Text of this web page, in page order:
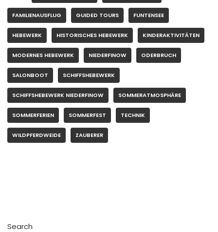
FAMILIENAUSFLUG GUIDED TOURS FUNTENSEE
HEBEWERK HISTORISCHES HEBEWERK KINDERAKTIVITÄTEN
MODERNES HEBEWERK NIEDERFINOW ODERBRUCH
SALONBOOT SCHIFFSHEBEWERK
SCHIFFSHEBEWERK NIEDERFINOW SOMMERATMOSPHÄRE
SOMMERFERIEN SOMMERFEST TECHNIK
WILDPFERDWEIDE ZAUBERER
Search